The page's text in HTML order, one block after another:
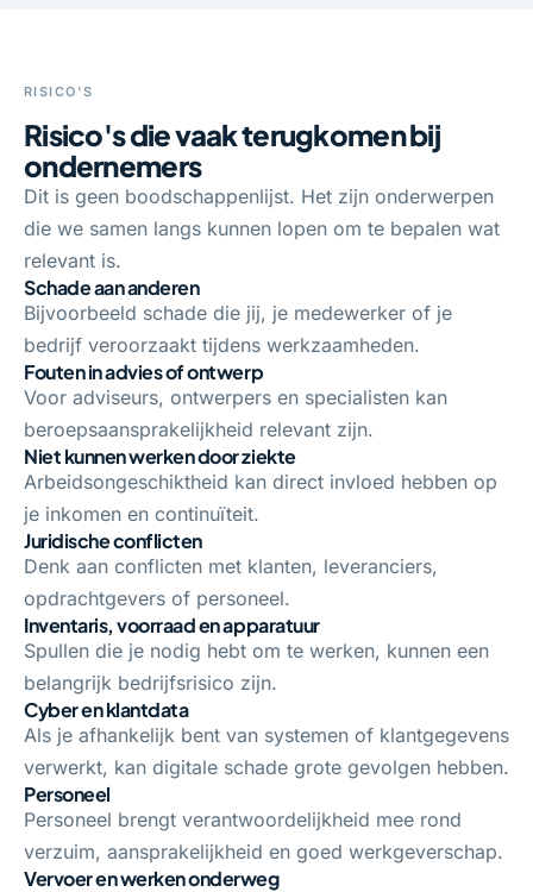
RISICO'S
Risico's die vaak terugkomen bij
ondernemers
Dit is geen boodschappenlijst. Het zijn onderwerpen
die we samen langs kunnen lopen om te bepalen wat
relevant is.
Schade aan anderen
Bijvoorbeeld schade die jij, je medewerker of je
bedrijf veroorzaakt tijdens werkzaamheden.
Fouten in advies of ontwerp
Voor adviseurs, ontwerpers en specialisten kan
beroepsaansprakelijkheid relevant zijn.
Niet kunnen werken door ziekte
Arbeidsongeschiktheid kan direct invloed hebben op
je inkomen en continuïteit.
Juridische conflicten
Denk aan conflicten met klanten, leveranciers,
opdrachtgevers of personeel.
Inventaris, voorraad en apparatuur
Spullen die je nodig hebt om te werken, kunnen een
belangrijk bedrijfsrisico zijn.
Cyber en klantdata
Als je afhankelijk bent van systemen of klantgegevens
verwerkt, kan digitale schade grote gevolgen hebben.
Personeel
Personeel brengt verantwoordelijkheid mee rond
verzuim, aansprakelijkheid en goed werkgeverschap.
Vervoer en werken onderweg